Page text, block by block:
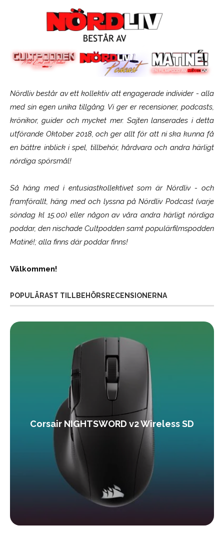
Nördliv består av ett kollektiv att engagerade individer - alla
med sin egen unika tillgång. Vi ger er recensioner, podcasts,
krönikor, guider och mycket mer. Sajten lanserades i detta
utförande Oktober 2018, och ger allt för att ni ska kunna få
en bättre inblick i spel, tillbehör, hårdvara och andra härligt
nördiga spörsmål!
Så häng med i entusiastkollektivet som ärNördliv- och
framförallt, häng med och lyssna på Nördliv Podcast (varje
söndag kl 15.00) eller någon av våra andra härligt nördiga
poddar, den nischade Cultpodden samt populärfilmspodden
Matiné!; alla finns där poddar finns!
Välkommen!
POPULÄRAST TILLBEHÖRSRECENSIONERNA
Corsair NIGHTSWORD v2 Wireless SD